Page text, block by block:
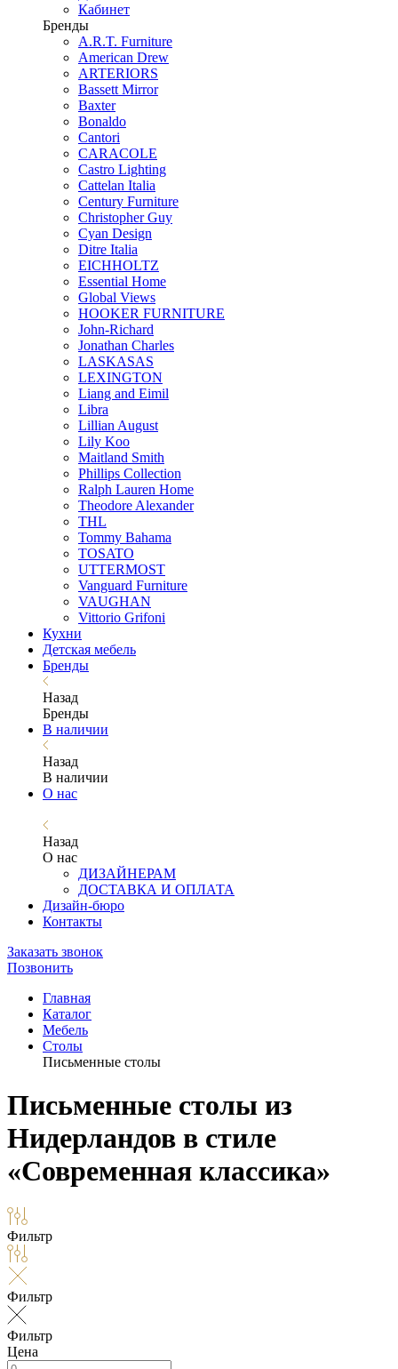
Кабинет
Бренды
A.R.T. Furniture
American Drew
ARTERIORS
Bassett Mirror
Baxter
Bonaldo
Cantori
CARACOLE
Castro Lighting
Cattelan Italia
Century Furniture
Christopher Guy
Cyan Design
Ditre Italia
EICHHOLTZ
Essential Home
Global Views
HOOKER FURNITURE
John-Richard
Jonathan Charles
LASKASAS
LEXINGTON
Liang and Eimil
Libra
Lillian August
Lily Koo
Maitland Smith
Phillips Collection
Ralph Lauren Home
Theodore Alexander
THL
Tommy Bahama
TOSATO
UTTERMOST
Vanguard Furniture
VAUGHAN
Vittorio Grifoni
Кухни
Детская мебель
Бренды
Назад
Бренды
В наличии
Назад
В наличии
О нас
Назад
О нас
ДИЗАЙНЕРАМ
ДОСТАВКА И ОПЛАТА
Дизайн-бюро
Контакты
Заказать звонок
Позвонить
Главная
Каталог
Мебель
Столы
Письменные столы
Письменные столы из
Нидерландов в стиле
«Современная классика»
Фильтр
Фильтр
Фильтр
Цена